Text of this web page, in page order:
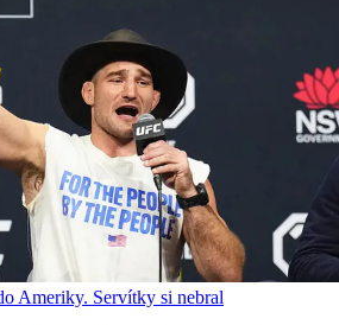
Ameriky. Servítky si nebral